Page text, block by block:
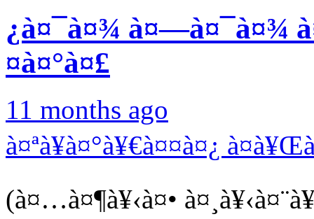
¿à¤¯à¤¾ à¤—à¤¯à¤¾
¤à¤°à¤£
11 months ago
à¤ªà¥à¤°à¥€à¤¤à¤¿
(à¤…à¤¶à¥‹à¤•